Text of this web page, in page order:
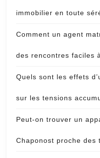
immobilier en toute
Comment un agent
des rencontres faciles
Quels sont les effets
sur les tensions
Peut-on trouver un
Chaponost proche des